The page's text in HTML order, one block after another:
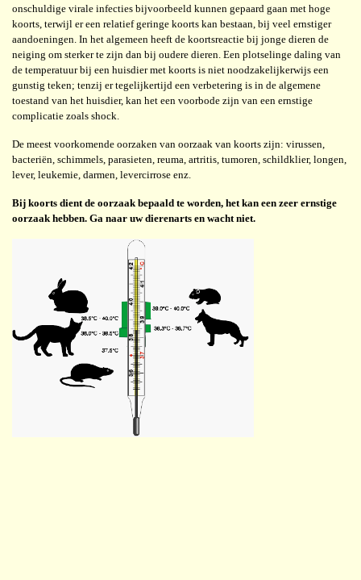
onschuldige virale infecties bijvoorbeeld kunnen gepaard gaan met hoge
koorts, terwijl er een relatief geringe koorts kan bestaan, bij veel ernstiger
aandoeningen. In het algemeen heeft de koortsreactie bij jonge dieren de
neiging om sterker te zijn dan bij oudere dieren. Een plotselinge daling van
de temperatuur bij een huisdier met koorts is niet noodzakelijkerwijs een
gunstig teken; tenzij er tegelijkertijd een verbetering is in de algemene
toestand van het huisdier, kan het een voorbode zijn van een ernstige
complicatie zoals shock.
De meest voorkomende oorzaken van oorzaak van koorts zijn: virussen,
bacteriën, schimmels, parasieten, reuma, artritis, tumoren, schildklier, longen,
lever, leukemie, darmen, levercirrose enz.
Bij koorts dient de oorzaak bepaald te worden, het kan een zeer ernstige
oorzaak hebben. Ga naar uw dierenarts en wacht niet.